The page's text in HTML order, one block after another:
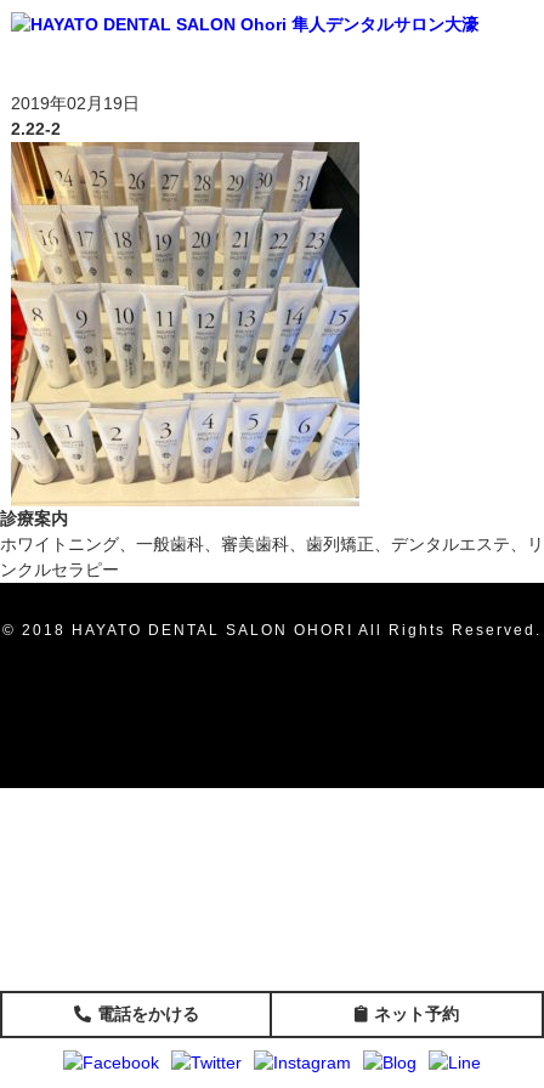
電話をかける ネット予約
2019年02月19日
2.22-2
診療案内
ホワイトニング、一般歯科、審美歯科、歯列矯正、デンタルエステ、リ
ンクルセラピー
© 2018 HAYATO DENTAL SALON OHORI All Rights Reserved.